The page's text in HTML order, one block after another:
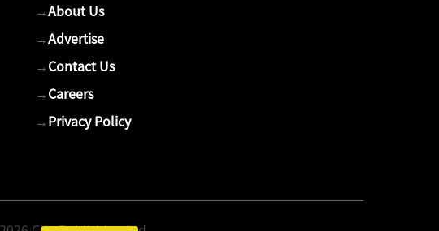
→About Us
→Advertise
→Contact Us
→Careers
→Privacy Policy